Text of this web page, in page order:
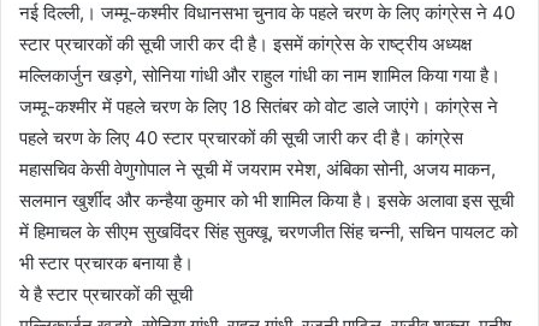
नई दिल्ली,। जम्मू-कश्मीर विधानसभा चुनाव के पहले चरण के लिए कांग्रेस ने 40
स्टार प्रचारकों की सूची जारी कर दी है। इसमें कांग्रेस के राष्ट्रीय अध्यक्ष
मल्लिकार्जुन खड़गे, सोनिया गांधी और राहुल गांधी का नाम शामिल किया गया है।
जम्मू-कश्मीर में पहले चरण के लिए 18 सितंबर को वोट डाले जाएंगे। कांग्रेस ने
पहले चरण के लिए 40 स्टार प्रचारकों की सूची जारी कर दी है। कांग्रेस
महासचिव केसी वेणुगोपाल ने सूची में जयराम रमेश, अंबिका सोनी, अजय माकन,
सलमान खुर्शीद और कन्हैया कुमार को भी शामिल किया है। इसके अलावा इस सूची
में हिमाचल के सीएम सुखविंदर सिंह सुक्खू, चरणजीत सिंह चन्नी, सचिन पायलट को
भी स्टार प्रचारक बनाया है।
ये है स्टार प्रचारकों की सूची